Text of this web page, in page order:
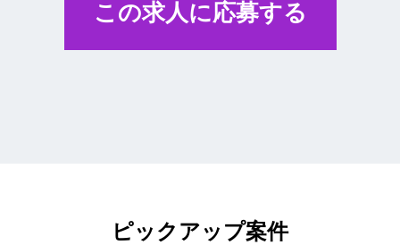
この求人に応募する
ピックアップ案件